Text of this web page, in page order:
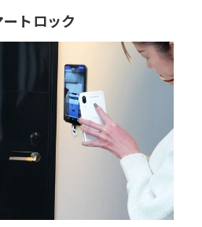
ートロック